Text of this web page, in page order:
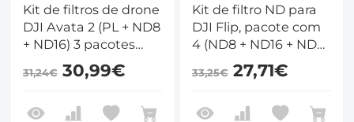
Kit de filtros de drone
DJI Avata 2 (PL + ND8
+ ND16) 3 pacotes
compatíveis com DJI
Avata 2, filtros de
densidade
31,24€30,99€
Kit de filtro ND para
DJI Flip, pacote com
4 (ND8 + ND16 + ND32
+ ND64), conjunto de
filtros de lente de
de luz de densidade
33,25€27,71€